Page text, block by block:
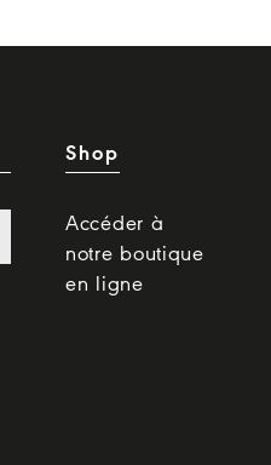
Shop
Accéder à
notre boutique
en ligne